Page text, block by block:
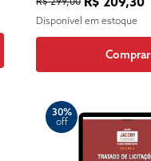
Disponível em estoque
Comprar
30%
off